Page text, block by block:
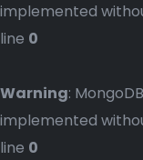
implemented
line 0
Warning:
implemented
line 0